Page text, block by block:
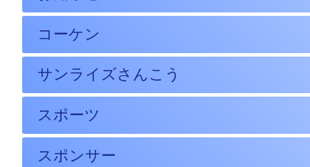
コーケン
サンライズさんこう
スポーツ
スポンサー